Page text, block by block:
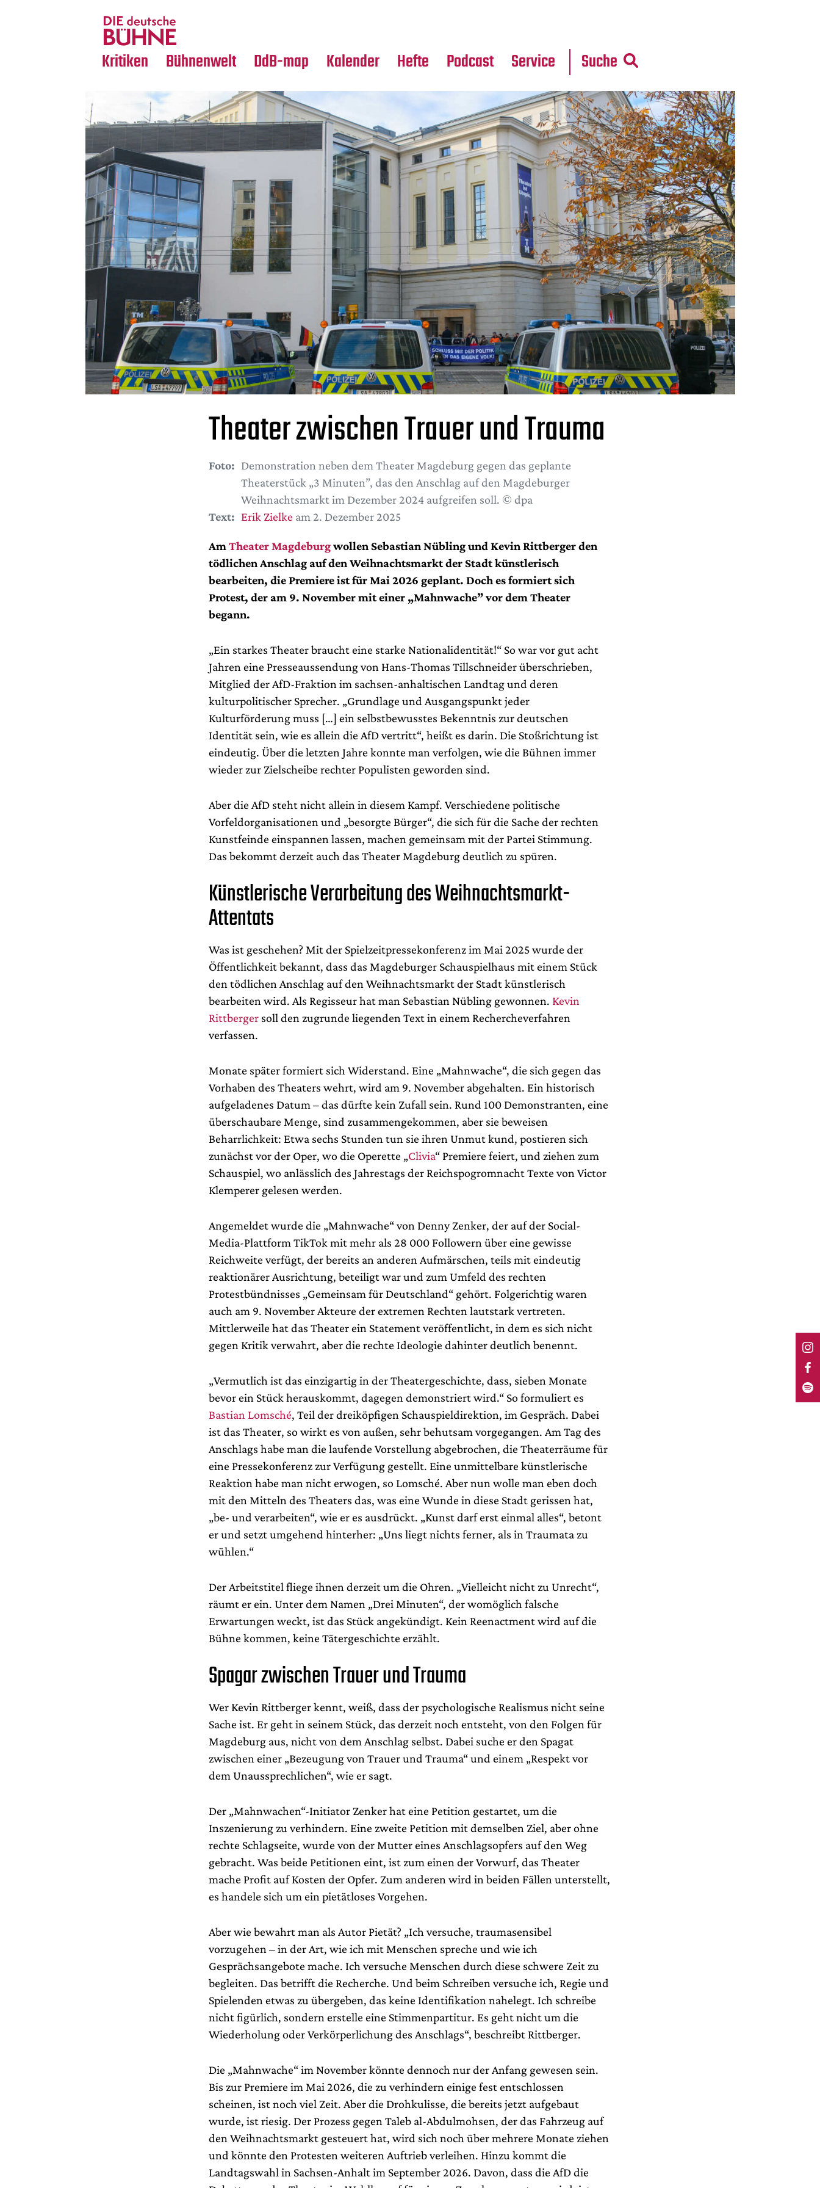
Kritiken
Crossover
Bühnenwelt
Medientipps
DdB-map Kalender Hefte Podcast Service Suche
Theater zwischen Trauer und Trauma
Foto: Demonstration neben dem Theater Magdeburg gegen das geplante
Theaterstück „3 Minuten”, das den Anschlag auf den Magdeburger
Weihnachtsmarkt im Dezember 2024 aufgreifen soll. © dpa
Text: Erik Zielke am 2. Dezember 2025
AmTheater Magdeburgwollen Sebastian Nübling und Kevin Rittberger den
tödlichen Anschlag auf den Weihnachtsmarkt der Stadt künstlerisch
bearbeiten, die Premiere ist für Mai 2026 geplant. Doch es formiert sich
Protest, der am 9. November mit einer „Mahnwache” vor dem Theater
begann.
„Ein starkes Theater braucht eine starke Nationalidentität!“ So war vor gut acht
Jahren eine Presseaussendung von Hans-Thomas Tillschneider überschrieben,
Mitglied der AfD-Fraktion im sachsen-anhaltischen Landtag und deren
kulturpolitischer Sprecher. „Grundlage und Ausgangspunkt jeder
Kulturförderung muss […] ein selbstbewusstes Bekenntnis zur deutschen
Identität sein, wie es allein die AfD vertritt“, heißt es darin. Die Stoßrichtung ist
eindeutig. Über die letzten Jahre konnte man verfolgen, wie die Bühnen immer
wieder zur Zielscheibe rechter Populisten geworden sind.
Aber die AfD steht nicht allein in diesem Kampf. Verschiedene politische
Vorfeldorganisationen und „besorgte Bürger“, die sich für die Sache der rechten
Kunstfeinde einspannen lassen, machen gemeinsam mit der Partei Stimmung.
Das bekommt derzeit auch das Theater Magdeburg deutlich zu spüren.
Künstlerische Verarbeitung des Weihnachtsmarkt-
Attentats
Was ist geschehen? Mit der Spielzeitpressekonferenz im Mai 2025 wurde der
Öffentlichkeit bekannt, dass das Magdeburger Schauspielhaus mit einem Stück
den tödlichen Anschlag auf den Weihnachtsmarkt der Stadt künstlerisch
bearbeiten wird. Als Regisseur hat man Sebastian Nübling gewonnen. Kevin
Rittberger soll den zugrunde liegenden Text in einem Rechercheverfahren
verfassen.
Monate später formiert sich Widerstand. Eine „Mahnwache“, die sich gegen das
Vorhaben des Theaters wehrt, wird am 9. November abgehalten. Ein historisch
aufgeladenes Datum – das dürfte kein Zufall sein. Rund 100 Demonstranten, eine
überschaubare Menge, sind zusammengekommen, aber sie beweisen
Beharrlichkeit: Etwa sechs Stunden tun sie ihren Unmut kund, postieren sich
zunächst vor der Oper, wo die Operette „Clivia“ Premiere feiert, und ziehen zum
Schauspiel, wo anlässlich des Jahrestags der Reichspogromnacht Texte von Victor
Klemperer gelesen werden.
Angemeldet wurde die „Mahnwache“ von Denny Zenker, der auf der Social-
Media-Plattform TikTok mit mehr als 28 000 Followern über eine gewisse
Reichweite verfügt, der bereits an anderen Aufmärschen, teils mit eindeutig
reaktionärer Ausrichtung, beteiligt war und zum Umfeld des rechten
Protestbündnisses „Gemeinsam für Deutschland“ gehört. Folgerichtig waren
auch am 9. November Akteure der extremen Rechten lautstark vertreten.
Mittlerweile hat das Theater ein Statement veröffentlicht, in dem es sich nicht
gegen Kritik verwahrt, aber die rechte Ideologie dahinter deutlich benennt.
„Vermutlich ist das einzigartig in der Theatergeschichte, dass, sieben Monate
bevor ein Stück herauskommt, dagegen demonstriert wird.“ So formuliert es
Bastian Lomsché, Teil der dreiköpfigen Schauspieldirektion, im Gespräch. Dabei
ist das Theater, so wirkt es von außen, sehr behutsam vorgegangen. Am Tag des
Anschlags habe man die laufende Vorstellung abgebrochen, die Theaterräume für
eine Pressekonferenz zur Verfügung gestellt. Eine unmittelbare künstlerische
Reaktion habe man nicht erwogen, so Lomsché. Aber nun wolle man eben doch
mit den Mitteln des Theaters das, was eine Wunde in diese Stadt gerissen hat,
„be- und verarbeiten“, wie er es ausdrückt. „Kunst darf erst einmal alles“, betont
er und setzt umgehend hinterher: „Uns liegt nichts ferner, als in Traumata zu
wühlen.“
Der Arbeitstitel fliege ihnen derzeit um die Ohren. „Vielleicht nicht zu Unrecht“,
räumt er ein. Unter dem Namen „Drei Minuten“, der womöglich falsche
Erwartungen weckt, ist das Stück angekündigt. Kein Reenactment wird auf die
Bühne kommen, keine Tätergeschichte erzählt.
Spagar zwischen Trauer und Trauma
Wer Kevin Rittberger kennt, weiß, dass der psychologische Realismus nicht seine
Sache ist. Er geht in seinem Stück, das derzeit noch entsteht, von den Folgen für
Magdeburg aus, nicht von dem Anschlag selbst. Dabei suche er den Spagat
zwischen einer „Bezeugung von Trauer und Trauma“ und einem „Respekt vor
dem Unaussprechlichen“, wie er sagt.
Der „Mahnwachen“-Initiator Zenker hat eine Petition gestartet, um die
Inszenierung zu verhindern. Eine zweite Petition mit demselben Ziel, aber ohne
rechte Schlagseite, wurde von der Mutter eines Anschlagsopfers auf den Weg
gebracht. Was beide Petitionen eint, ist zum einen der Vorwurf, das Theater
mache Profit auf Kosten der Opfer. Zum anderen wird in beiden Fällen unterstellt,
es handele sich um ein pietätloses Vorgehen.
Aber wie bewahrt man als Autor Pietät? „Ich versuche, traumasensibel
vorzugehen – in der Art, wie ich mit Menschen spreche und wie ich
Gesprächsangebote mache. Ich versuche Menschen durch diese schwere Zeit zu
begleiten. Das betrifft die Recherche. Und beim Schreiben versuche ich, Regie und
Spielenden etwas zu übergeben, das keine Identifikation nahelegt. Ich schreibe
nicht figürlich, sondern erstelle eine Stimmenpartitur. Es geht nicht um die
Wiederholung oder Verkörperlichung des Anschlags“, beschreibt Rittberger.
Die „Mahnwache“ im November könnte dennoch nur der Anfang gewesen sein.
Bis zur Premiere im Mai 2026, die zu verhindern einige fest entschlossen
scheinen, ist noch viel Zeit. Aber die Drohkulisse, die bereits jetzt aufgebaut
wurde, ist riesig. Der Prozess gegen Taleb al-Abdulmohsen, der das Fahrzeug auf
den Weihnachtsmarkt gesteuert hat, wird sich noch über mehrere Monate ziehen
und könnte den Protesten weiteren Auftrieb verleihen. Hinzu kommt die
Landtagswahl in Sachsen-Anhalt im September 2026. Davon, dass die AfD die